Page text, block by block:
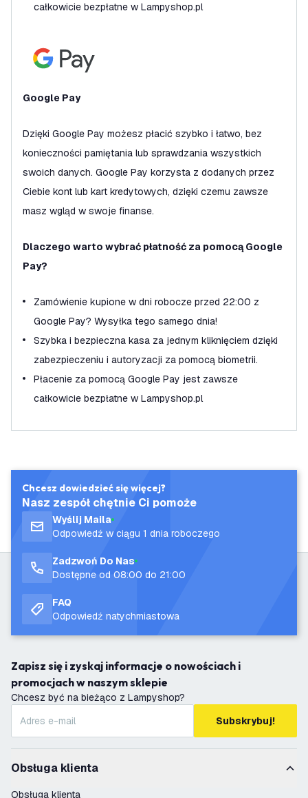
całkowicie bezpłatne w Lampyshop.pl
Google Pay
Dzięki Google Pay możesz płacić szybko i łatwo, bez
konieczności pamiętania lub sprawdzania wszystkich
swoich danych. Google Pay korzysta z dodanych przez
Ciebie kont lub kart kredytowych, dzięki czemu zawsze
masz wgląd w swoje finanse.
Dlaczego warto wybrać płatność za pomocą Google
Pay?
Zamówienie kupione w dni robocze przed 22:00 z
Google Pay? Wysyłka tego samego dnia!
Szybka i bezpieczna kasa za jednym kliknięciem dzięki
zabezpieczeniu i autoryzacji za pomocą biometrii.
Płacenie za pomocą Google Pay jest zawsze
całkowicie bezpłatne w Lampyshop.pl
Chcesz dowiedzieć się więcej?
Nasz zespół chętnie Ci pomoże
Wyślij Maila
Odpowiedź w ciągu 1 dnia roboczego
Zadzwoń Do Nas
Dostępne od 08:00 do 21:00
FAQ
Odpowiedź natychmiastowa
Zapisz się i zyskaj informacje o nowościach i
promocjach w naszym sklepie
Chcesz być na bieżąco z Lampyshop?
Subskrybuj!
Obsługa klienta
Obsługa klienta